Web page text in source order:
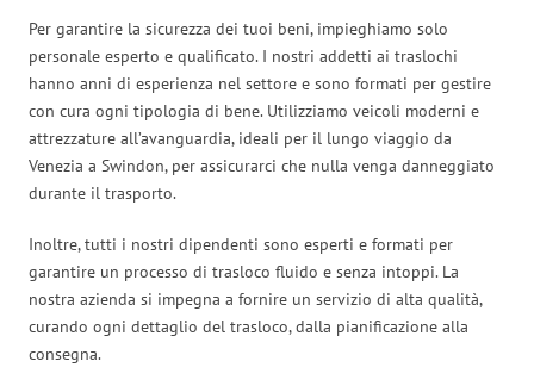
Per garantire la sicurezza dei tuoi beni, impieghiamo solo
personale esperto e qualificato. I nostri addetti ai traslochi
hanno anni di esperienza nel settore e sono formati per gestire
con cura ogni tipologia di bene. Utilizziamo veicoli moderni e
attrezzature all’avanguardia, ideali per il lungo viaggio da
Venezia a Swindon, per assicurarci che nulla venga danneggiato
durante il trasporto.
Inoltre, tutti i nostri dipendenti sono esperti e formati per
garantire un processo di trasloco fluido e senza intoppi. La
nostra azienda si impegna a fornire un servizio di alta qualità,
curando ogni dettaglio del trasloco, dalla pianificazione alla
consegna.